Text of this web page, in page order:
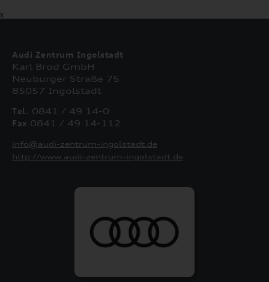
X
Audi Zentrum Ingolstadt
Karl Brod GmbH
Neuburger Straße 75
85057 Ingolstadt
Tel. 0841 / 49 14-0
Fax 0841 / 49 14-112
info@audi-zentrum-ingolstadt.de
http://www.audi-zentrum-ingolstadt.de